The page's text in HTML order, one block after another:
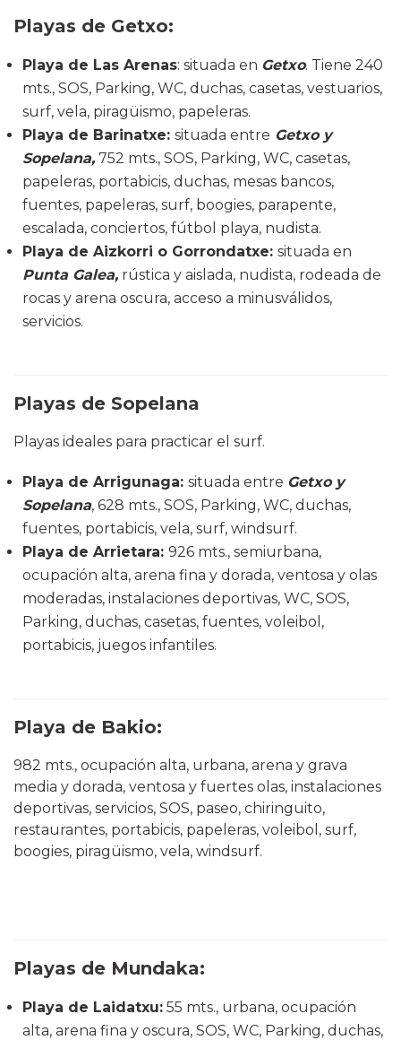
Playas de Getxo:
Playa de Las Arenas: situada en Getxo. Tiene 240
mts., SOS, Parking, WC, duchas, casetas, vestuarios,
surf, vela, piragüismo, papeleras.
Playa de Barinatxe: situada entre Getxo y
Sopelana, 752 mts., SOS, Parking, WC, casetas,
papeleras, portabicis, duchas, mesas bancos,
fuentes, papeleras, surf, boogies, parapente,
escalada, conciertos, fútbol playa, nudista.
Playa de Aizkorri o Gorrondatxe: situada en
Punta Galea, rústica y aislada, nudista, rodeada de
rocas y arena oscura, acceso a minusválidos,
servicios.
Playas de Sopelana
Playas ideales para practicar el surf.
Playa de Arrigunaga: situada entre Getxo y
Sopelana, 628 mts., SOS, Parking, WC, duchas,
fuentes, portabicis, vela, surf, windsurf.
Playa de Arrietara: 926 mts., semiurbana,
ocupación alta, arena fina y dorada, ventosa y olas
moderadas, instalaciones deportivas, WC, SOS,
Parking, duchas, casetas, fuentes, voleibol,
portabicis, juegos infantiles.
Playa de Bakio:
982 mts., ocupación alta, urbana, arena y grava
media y dorada, ventosa y fuertes olas, instalaciones
deportivas, servicios, SOS, paseo, chiringuito,
restaurantes, portabicis, papeleras, voleibol, surf,
boogies, piragüismo, vela, windsurf.
Playas de Mundaka:
Playa de Laidatxu: 55 mts., urbana, ocupación
alta, arena fina y oscura, SOS, WC, Parking, duchas,